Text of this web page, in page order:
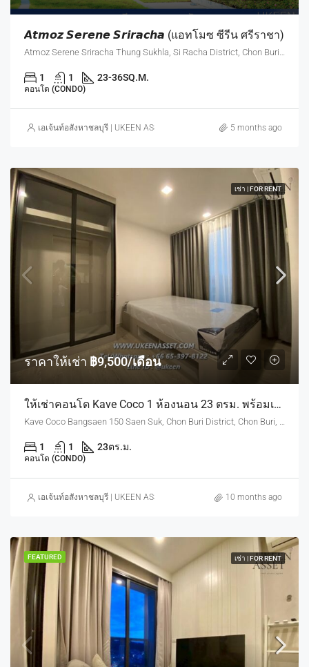
𝘼𝙩𝙢𝙤𝙯 𝙎𝙚𝙧𝙚𝙣𝙚 𝙎𝙧𝙞𝙧𝙖𝙘𝙝𝙖 (แอทโมซ ซีรีน ศรีราชา)
1 1 23-36SQ.M.
คอนโด (CONDO)
เอเจ้นท์อสังหาชลบุรี | UKEEN ASSET CO., LTD. 5 months ago
เช่า | FOR RENT
ราคาให้เช่า ฿9,500/เดือน
ให้เช่าคอนโด Kave Coco 1 ห้องนอน 23 ตรม. พร้อมเข้าอยู่ ราคาเช่า 9,500 บาท/เดือน (สัญญา 1 ปี)
Kave Coco Bangsaen 150 Saen Suk, Chon Buri District, Chon Buri, Thailand
1 1 23ตร.ม.
คอนโด (CONDO)
เอเจ้นท์อสังหาชลบุรี | UKEEN ASSET CO., LTD. 10 months ago
FEATURED เช่า | FOR RENT